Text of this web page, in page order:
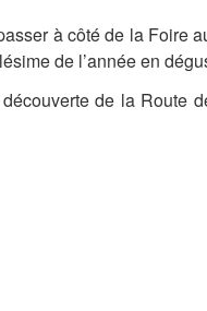
à côté de la Foire
de l’année en
de la Route